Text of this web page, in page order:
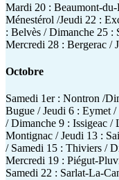
Mardi 20 : Beaumont-
Ménestérol /Jeudi 22 :
: Belvès / Dimanche 25 :
Mercredi 28 : Bergerac /
Octobre
Samedi 1er : Nontron /
Bugue / Jeudi 6 : Eymet
/ Dimanche 9 : Issigeac
Montignac / Jeudi 13 :
/ Samedi 15 : Thiviers /
Mercredi 19 : Piégut-
Samedi 22 : Sarlat-La-